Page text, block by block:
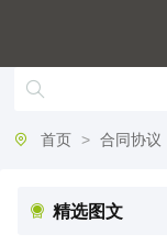
首页 > 合同协议
精选图文